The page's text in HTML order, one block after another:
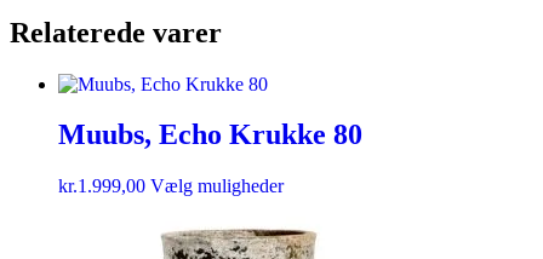
Relaterede varer
Muubs, Echo Krukke 80
kr.1.999,00 Vælg muligheder